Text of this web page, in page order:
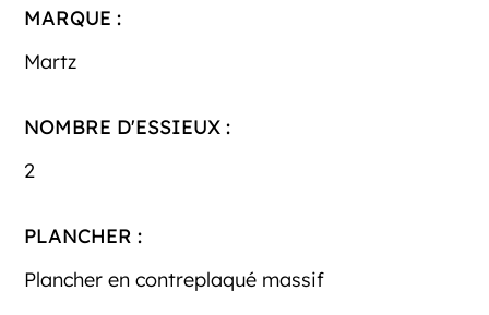
MARQUE :
Martz
NOMBRE D'ESSIEUX :
2
PLANCHER :
Plancher en contreplaqué massif